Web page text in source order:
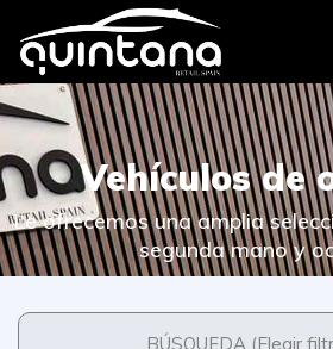
Vehículos de
Le ofrecemos una amplia
segunda mano y